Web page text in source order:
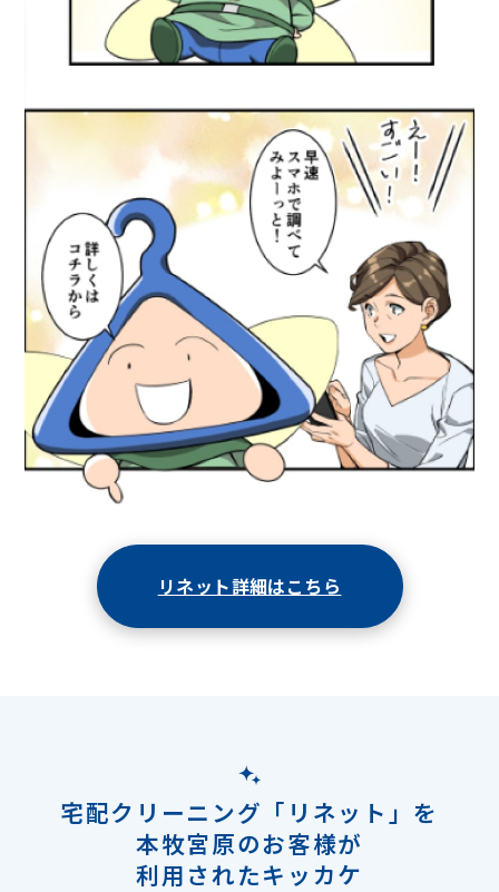
リネット詳細はこちら
宅配クリーニング「リネット」を
本牧宮原のお客様が
利用されたキッカケ